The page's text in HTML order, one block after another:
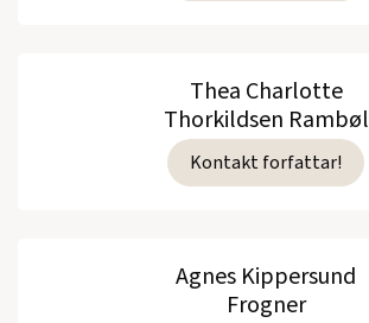
Thea Charlotte
Thorkildsen Rambøl
Kontakt forfattar!
Agnes Kippersund
Frogner